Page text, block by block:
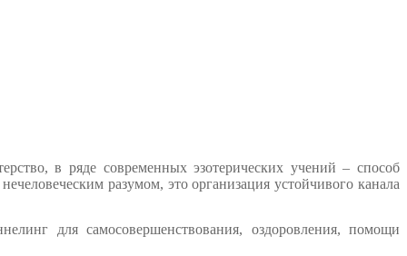
в ряде современных эзотерических учений – способ
разумом, это организация устойчивого канала
для самосовершенствования, оздоровления, помощи